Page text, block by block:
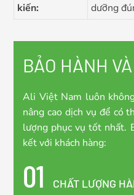
kiến:
dưỡng
BẢO HÀNH
Ali Việt Nam luôn
nâng cao dịch vụ để có
lượng phục vụ tốt nhất.
kết với khách hàng:
01
CHẤT LƯỢNG